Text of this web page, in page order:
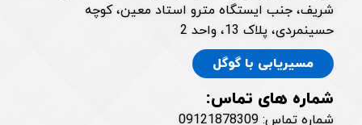
شریف، جنب ایستگاه مترو استاد معین، کوچه
حسینمردی، پلاک 13، واحد 2
مسیریابی با گوگل
شماره های تماس:
شماره تماس: 09121878309